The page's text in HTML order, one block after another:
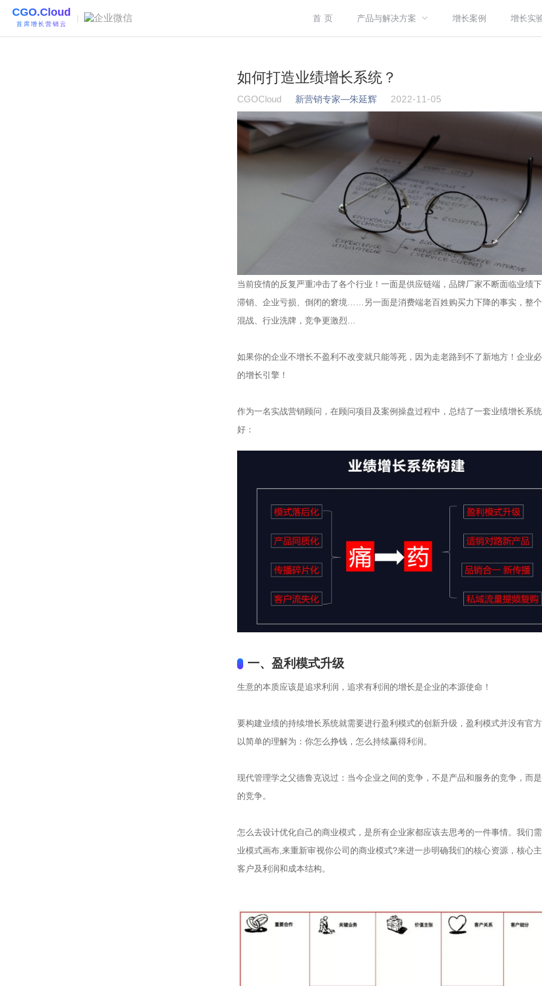
CGO.Cloud
首席增长营销云
首 页 产品与解决方案 增长案例 增长实
如何打造业绩增长系统？
CGOCloud 新营销专家—朱延辉 2022-11-05
当前疫情的反复严重冲击了各个行业！一面是供应链端，品牌厂家不断面临业绩
滞销、企业亏损、倒闭的窘境……另一面是消费端老百姓购买力下降的事实，整
混战、行业洗牌，竞争更激烈…
如果你的企业不增长不盈利不改变就只能等死，因为走老路到不了新地方！企业
的增长引擎！
作为一名实战营销顾问，在顾问项目及案例操盘过程中，总结了一套业绩增长系
好：
一、盈利模式升级
生意的本质应该是追求利润，追求有利润的增长是企业的本源使命！
要构建业绩的持续增长系统就需要进行盈利模式的创新升级，盈利模式并没有官
以简单的理解为：你怎么挣钱，怎么持续赢得利润。
现代管理学之父德鲁克说过：当今企业之间的竞争，不是产品和服务的竞争，而
的竞争。
怎么去设计优化自己的商业模式，是所有企业家都应该去思考的一件事情。我们
业模式画布,来重新审视你公司的商业模式?来进一步明确我们的核心资源，核心
客户及利润和成本结构。